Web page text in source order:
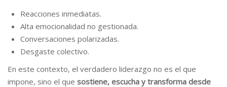
Reacciones inmediatas.
Alta emocionalidad no gestionada.
Conversaciones polarizadas.
Desgaste colectivo.
En este contexto, el verdadero liderazgo no es el que
impone, sino el que sostiene, escucha y transforma desde